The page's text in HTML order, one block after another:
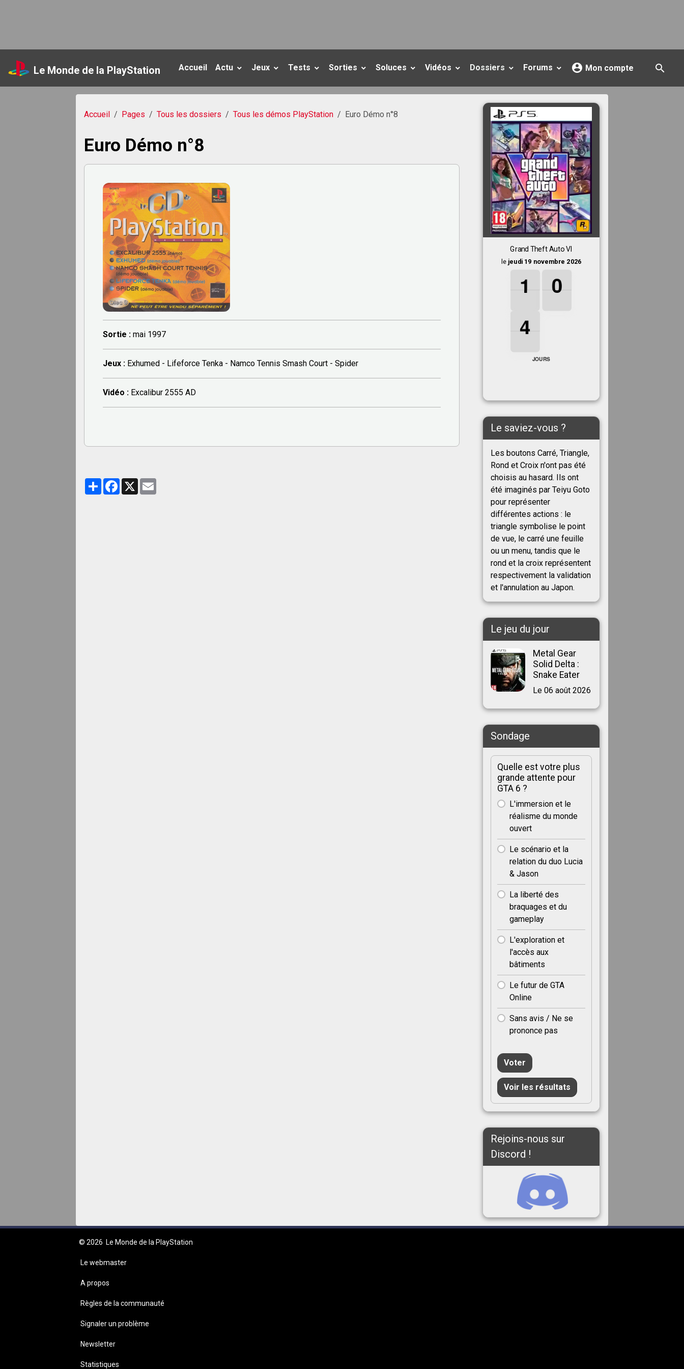
Le Monde de la PlayStation Accueil Actu Jeux Tests Sorties Soluces Vidéos Dossiers Forums Mon compte
Accueil Pages Tous les dossiers Tous les démos PlayStation Euro Démo n°8
Euro Démo n°8
Sortie : mai 1997
Jeux : Exhumed - Lifeforce Tenka - Namco Tennis Smash Court - Spider
Vidéo : Excalibur 2555 AD
PartagerFacebook
X
Grand Theft Auto VI
le jeudi 19 novembre 2026
1
1
1
1 0
0
0
0
4
4
4
4
JOURS
Le saviez-vous ?
Les boutons Carré, Triangle,
Rond et Croix n'ont pas été
choisis au hasard. Ils ont
été imaginés par Teiyu Goto
pour représenter
différentes actions : le
triangle symbolise le point
de vue, le carré une feuille
ou un menu, tandis que le
rond et la croix représentent
respectivement la validation
et l'annulation au Japon.
Le jeu du jour
Metal Gear
Solid Delta :
Snake Eater
Le 06 août 2026
Sondage
Quelle est votre plus
grande attente pour
GTA 6 ?
L'immersion et le
réalisme du monde
ouvert
Le scénario et la
relation du duo Lucia
& Jason
La liberté des
braquages et du
gameplay
L'exploration et
l'accès aux
bâtiments
Le futur de GTA
Online
Sans avis / Ne se
prononce pas
Voter
Voir les résultats
Rejoins-nous sur
Discord !
© 2026 Le Monde de la PlayStation
Le webmaster
A propos
Règles de la communauté
Signaler un problème
Newsletter
Statistiques